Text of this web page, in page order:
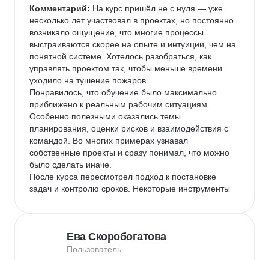
Комментарий: На курс пришёл не с нуля — уже
несколько лет участвовал в проектах, но постоянно
возникало ощущение, что многие процессы
выстраиваются скорее на опыте и интуиции, чем на
понятной системе. Хотелось разобраться, как
управлять проектом так, чтобы меньше времени
уходило на тушение пожаров.
Понравилось, что обучение было максимально
приближено к реальным рабочим ситуациям.
Особенно полезными оказались темы
планирования, оценки рисков и взаимодействия с
командой. Во многих примерах узнавал
собственные проекты и сразу понимал, что можно
было сделать иначе.
После курса пересмотрел подход к постановке
задач и контролю сроков. Некоторые инструменты
не остаются в конспектах, а начинают приносить
пользу уже на следующий день.
Ева Скоробогатова
Пользователь